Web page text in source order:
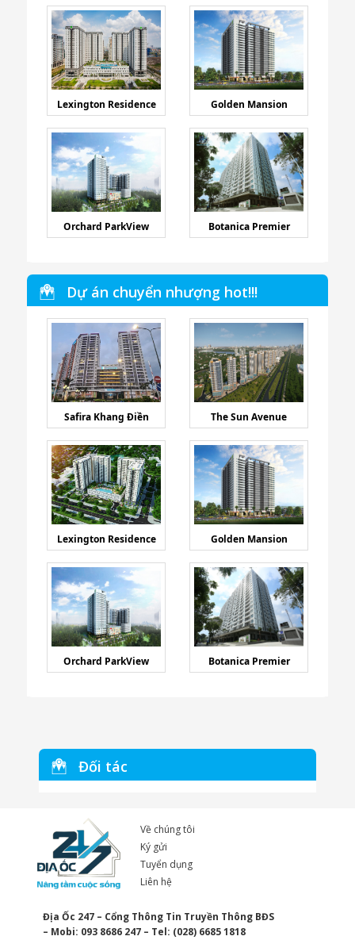
Lexington Residence Golden Mansion
Orchard ParkView Botanica Premier
Dự án chuyển nhượng hot!!!
Safira Khang Điền The Sun Avenue
Lexington Residence Golden Mansion
Orchard ParkView Botanica Premier
Đối tác
Về chúng tôi
Ký gửi
Tuyển dụng
Liên hệ
Địa Ốc 247 – Cổng Thông Tin Truyền Thông BĐS
– Mobi: 093 8686 247 – Tel: (028) 6685 1818